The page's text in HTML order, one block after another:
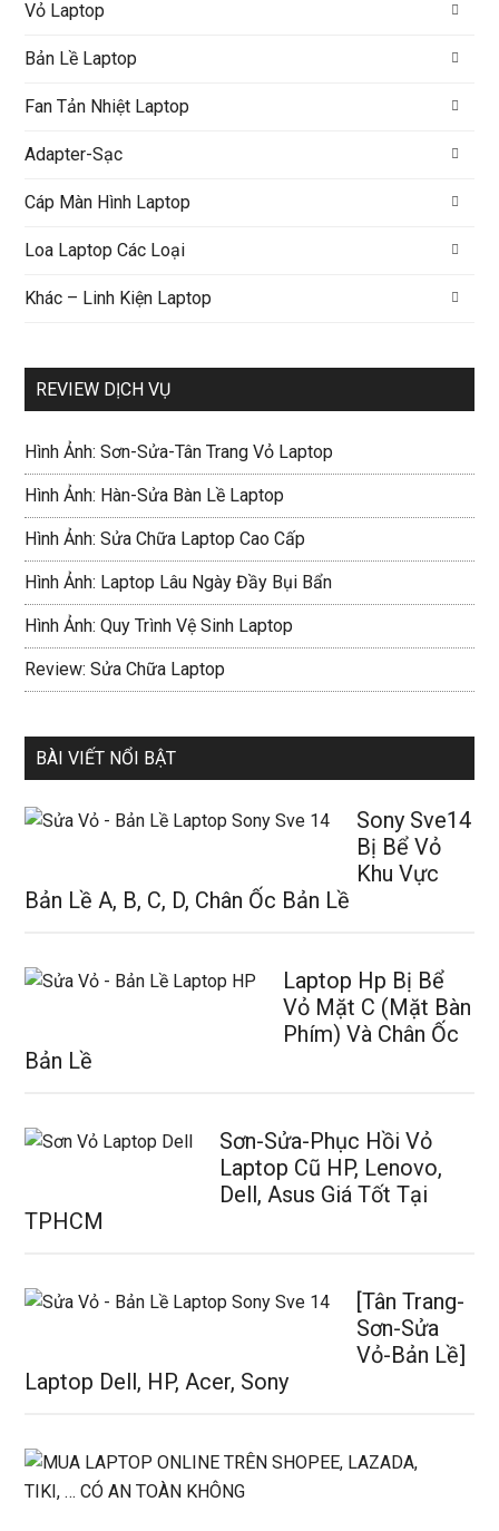
Vỏ Laptop
Bản Lề Laptop
Fan Tản Nhiệt Laptop
Adapter-Sạc
Cáp Màn Hình Laptop
Loa Laptop Các Loại
Khác – Linh Kiện Laptop
REVIEW DỊCH VỤ
Hình Ảnh: Sơn-Sửa-Tân Trang Vỏ Laptop
Hình Ảnh: Hàn-Sửa Bàn Lề Laptop
Hình Ảnh: Sửa Chữa Laptop Cao Cấp
Hình Ảnh: Laptop Lâu Ngày Đầy Bụi Bẩn
Hình Ảnh: Quy Trình Vệ Sinh Laptop
Review: Sửa Chữa Laptop
BÀI VIẾT NỔI BẬT
Sony Sve14
Bị Bể Vỏ
Khu Vực
Bản Lề A, B, C, D, Chân Ốc Bản Lề
Laptop Hp Bị Bể
Vỏ Mặt C (Mặt Bàn
Phím) Và Chân Ốc
Bản Lề
Sơn-Sửa-Phục Hồi Vỏ
Laptop Cũ HP, Lenovo,
Dell, Asus Giá Tốt Tại
TPHCM
[Tân Trang-
Sơn-Sửa
Vỏ-Bản Lề]
Laptop Dell, HP, Acer, Sony